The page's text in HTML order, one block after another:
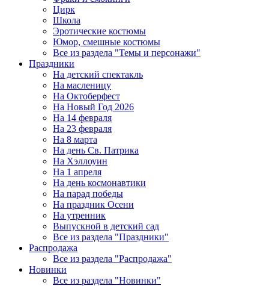
Цирк
Школа
Эротические костюмы
Юмор, смешные костюмы
Все из раздела "Темы и персонажи"
Праздники
На детский спектакль
На масленицу
На Октоберфест
На Новый Год 2026
На 14 февраля
На 23 февраля
На 8 марта
На день Св. Патрика
На Хэллоуин
На 1 апреля
На день космонавтики
На парад победы
На праздник Осени
На утренник
Выпускной в детский сад
Все из раздела "Праздники"
Распродажа
Все из раздела "Распродажа"
Новинки
Все из раздела "Новинки"